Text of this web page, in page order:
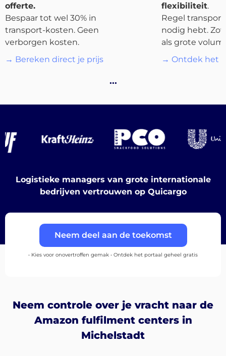
About
the
platform
Nederlands
Aanmelden
offerte.
Bespaar tot wel 30% in
transport-kosten. Geen
verborgen kosten.
→ Bereken direct je prijs
flexibiliteit.
Regel
nodig hebt.
als grote
→ Ontdek het
…
Logistieke managers van grote internationale
bedrijven vertrouwen op Quicargo
Neem deel aan de toekomst
• Kies voor onovertroffen gemak • Ontdek het portaal geheel gratis
Neem controle over je vracht naar de
Amazon fulfilment centers in
Michelstadt